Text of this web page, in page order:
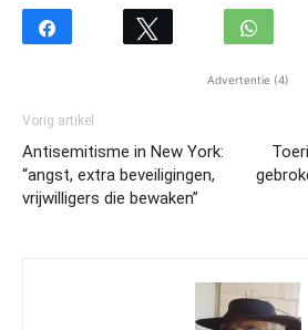
Advertentie (4)
Vorig artikel
Antisemitisme in New York:
“angst, extra beveiligingen,
vrijwilligers die bewaken”